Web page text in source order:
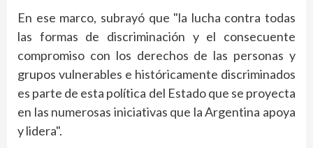
En ese marco, subrayó que "la lucha contra todas
las formas de discriminación y el consecuente
compromiso con los derechos de las personas y
grupos vulnerables e históricamente discriminados
es parte de esta política del Estado que se proyecta
en las numerosas iniciativas que la Argentina apoya
y lidera".